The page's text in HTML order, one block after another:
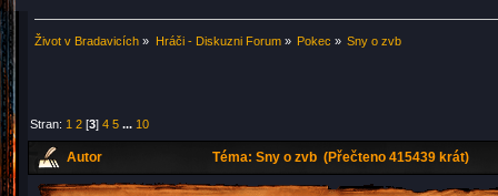
Život v Bradavicích » Hráči - Diskuzni Forum» Pokec » Sny o zvb
Stran: 1 2 [3]4 5 ... 10
Autor Téma: Sny o zvb (Přečteno 415439 krát)